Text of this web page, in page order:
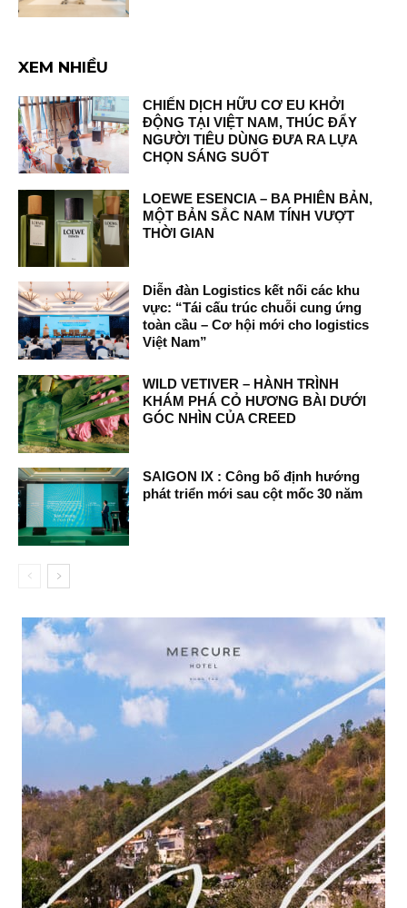
XEM NHIỀU
CHIẾN DỊCH HỮU CƠ EU KHỞI
ĐỘNG TẠI VIỆT NAM, THÚC ĐẨY
NGƯỜI TIÊU DÙNG ĐƯA RA LỰA
CHỌN SÁNG SUỐT
LOEWE ESENCIA – BA PHIÊN BẢN,
MỘT BẢN SẮC NAM TÍNH VƯỢT
THỜI GIAN
Diễn đàn Logistics kết nối các khu
vực: “Tái cấu trúc chuỗi cung ứng
toàn cầu – Cơ hội mới cho logistics
Việt Nam”
WILD VETIVER – HÀNH TRÌNH
KHÁM PHÁ CỎ HƯƠNG BÀI DƯỚI
GÓC NHÌN CỦA CREED
SAIGON IX : Công bố định hướng
phát triển mới sau cột mốc 30 năm